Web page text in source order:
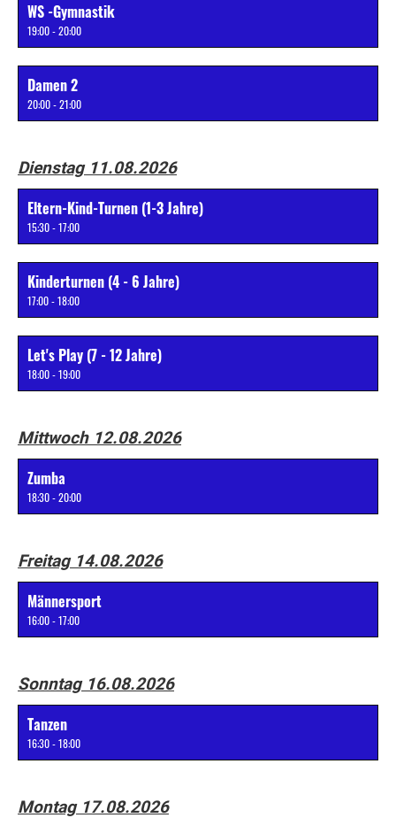
WS -Gymnastik
19:00 - 20:00
Damen 2
20:00 - 21:00
Dienstag 11.08.2026
Eltern-Kind-Turnen (1-3 Jahre)
15:30 - 17:00
Kinderturnen (4 - 6 Jahre)
17:00 - 18:00
Let's Play (7 - 12 Jahre)
18:00 - 19:00
Mittwoch 12.08.2026
Zumba
18:30 - 20:00
Freitag 14.08.2026
Männersport
16:00 - 17:00
Sonntag 16.08.2026
Tanzen
16:30 - 18:00
Montag 17.08.2026